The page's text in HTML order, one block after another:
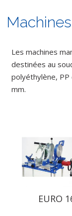
Les machines
destinées au
polyéthylène,
mm.
EURO